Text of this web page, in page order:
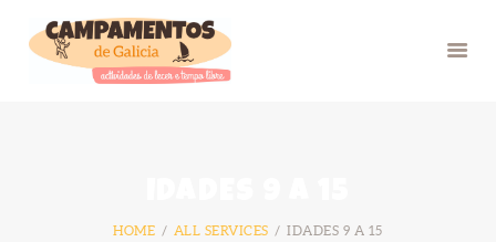
HOME ALL SERVICES IDADES 9 A 15